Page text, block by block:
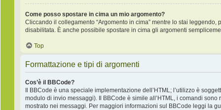
Come posso spostare in cima un mio argomento?
Cliccando il collegamento “Argomento in cima” mentre lo stai
disabilitata. È anche possibile spostare in cima gli argomenti
Top
Formattazione e tipi di argomenti
Cos’è il BBCode?
Il BBCode è una speciale implementazione dell’HTML; l’utilizzo è
modulo di invio messaggi). Il BBCode è simile all’HTML, i comandi
mostrato nei messaggi. Per maggiori informazioni sul BBCode leggi la